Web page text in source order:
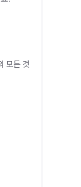
모든 것